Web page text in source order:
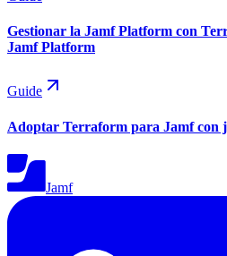
Gestionar la Jamf Platform con
Jamf Platform
Guide
Adoptar Terraform para Jamf con
Jamf